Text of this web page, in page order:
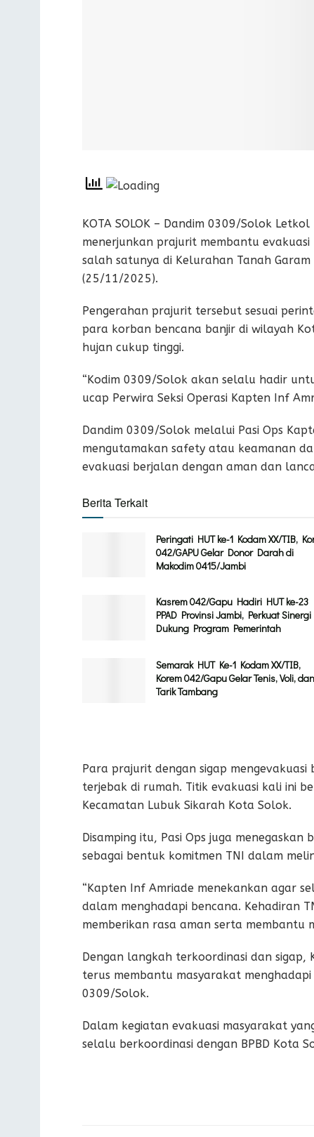
KOTA SOLOK – Dandim 0309/Solok
menerjunkan prajurit membantu
salah satunya di Kelurahan Tanah
(25/11/2025).
Pengerahan prajurit tersebut sesuai
para korban bencana banjir di wilayah
hujan cukup tinggi.
“Kodim 0309/Solok akan selalu hadir
ucap Perwira Seksi Operasi Kapten Inf
Dandim 0309/Solok melalui Pasi Ops
mengutamakan safety atau keamanan
evakuasi berjalan dengan aman dan
Berita Terkait
Peringati HUT ke-1 Kodam XX/TIB,
042/GAPU Gelar Donor Darah di
Makodim 0415/Jambi
Kasrem 042/Gapu Hadiri HUT ke-23
PPAD Provinsi Jambi, Perkuat Sinergi
Dukung Program Pemerintah
Semarak HUT Ke-1 Kodam XX/TIB,
Korem 042/Gapu Gelar Tenis, Voli, dan
Tarik Tambang
Para prajurit dengan sigap
terjebak di rumah. Titik evakuasi kali ini
Kecamatan Lubuk Sikarah Kota Solok.
Disamping itu, Pasi Ops juga
sebagai bentuk komitmen TNI dalam
“Kapten Inf Amriade menekankan agar
dalam menghadapi bencana. Kehadiran
memberikan rasa aman serta membantu
Dengan langkah terkoordinasi dan
terus membantu masyarakat
0309/Solok.
Dalam kegiatan evakuasi masyarakat
selalu berkoordinasi dengan BPBD Kota